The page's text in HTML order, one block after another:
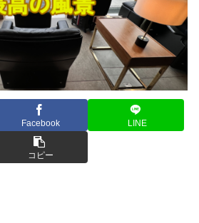
Facebook LINE
コピー